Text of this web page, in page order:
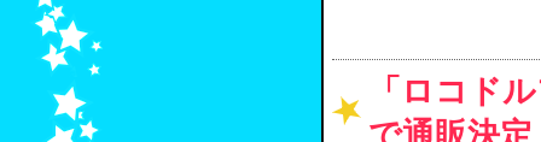
「ロコド
で通販決定